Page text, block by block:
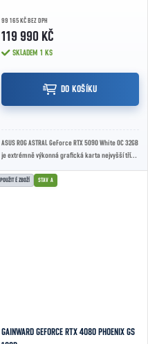
99 165 KČ BEZ DPH
119 990 KČ
SKLADEM 1 KS
DO KOŠÍKU
ASUS ROG ASTRAL GeForce RTX 5090 White OC 32GB
je extrémně výkonná grafická karta nejvyšší třídy
POUŽITÉ ZBOŽÍ STAV A
GAINWARD GEFORCE RTX 4080 PHOENIX GS